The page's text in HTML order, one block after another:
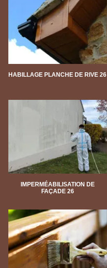
HABILLAGE PLANCHE DE RIVE 26
IMPERMÉABILISATION DE
FAÇADE 26